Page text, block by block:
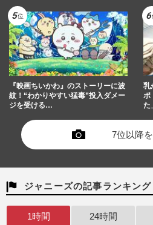
『映画ちいかわ』のストーリーに波
紋！“わかりやすい猛毒”投入ダメー
ジを受ける…
乳
ポ
た
7位以降
ジャニーズの記事ランキング
1時間 24時間